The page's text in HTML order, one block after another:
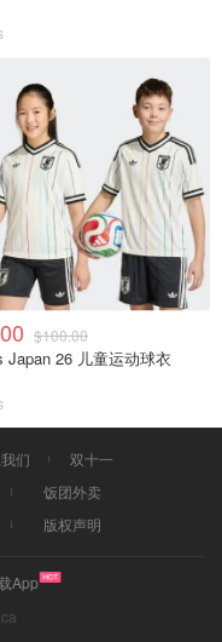
$100.00
Japan 26 儿童运动球衣
们
双十一
饭团外卖
版权声明
App